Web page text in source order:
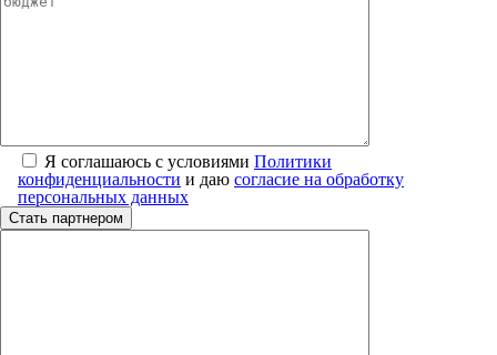
Я соглашаюсь с условиями Политики
конфиденциальности и даю согласие на обработку
персональных данных